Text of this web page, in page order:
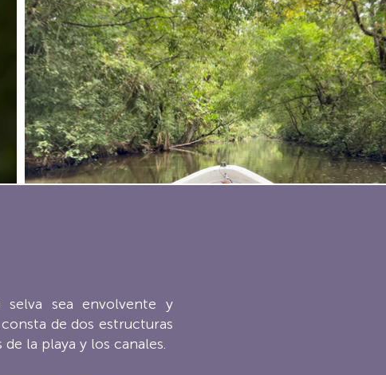
selva sea envolvente y
de dos estructuras
la playa y los canales.